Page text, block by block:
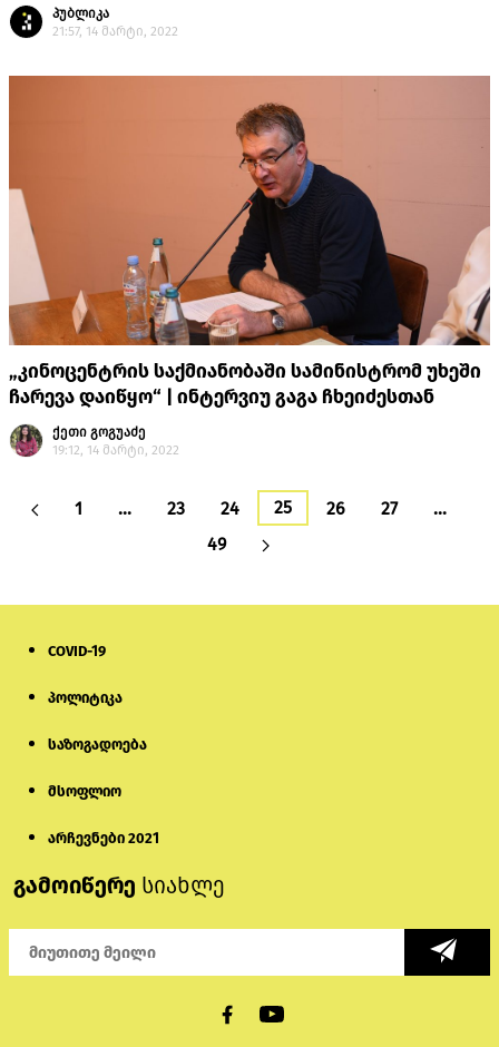
პუბლიკა
21:57, 14 მარტი, 2022
„კინოცენტრის საქმიანობაში სამინისტრომ უხეში
ჩარევა დაიწყო“ | ინტერვიუ გაგა ჩხეიძესთან
ქეთი გოგუაძე
19:12, 14 მარტი, 2022
1 … 23 24 25 26 27
…
49
COVID-19
პოლიტიკა
საზოგადოება
მსოფლიო
არჩევნები 2021
გამოიწერე სიახლე